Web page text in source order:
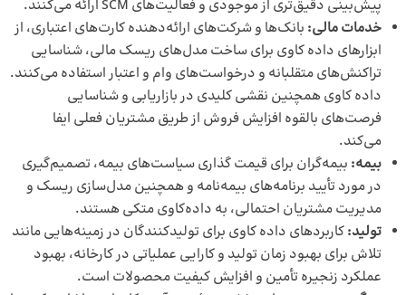
پیش‌بینی دقیق‌تری از موجودی و فعالیت‌های SCM ارائه می‌کنند.
خدمات مالی: بانک‌ها و شرکت‌های ارائه‌دهنده کارت‌های اعتباری، از
ابزارهای داده کاوی برای ساخت مدل‌های ریسک مالی، شناسایی
تراکنش‌های متقلبانه و درخواست‌های وام و اعتبار استفاده می‌کنند.
داده کاوی همچنین نقشی کلیدی در بازاریابی و شناسایی
فرصت‌های بالقوه افزایش فروش از طریق مشتریان فعلی ایفا
می‌کند.
بیمه: بیمه‌گران برای قیمت گذاریسیاست‌های بیمه، تصمیم‌گیری
در مورد تأیید برنامه‌های بیمه‌نامه و همچنین مدل‌سازی ریسک و
مدیریت مشتریان احتمالی، به داده‌کاوی متکی هستند.
تولید:کاربردهای داده کاوی برای تولیدکنندگان در زمینه‌هایی مانند
تلاش برای بهبود زمان تولید و کارایی عملیاتی در کارخانه، بهبود
عملکرد زنجیره تأمین و افزایش کیفیت محصولات است.